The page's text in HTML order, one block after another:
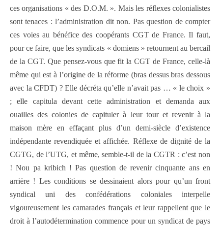
ces organisations « des D.O.M. ». Mais les réflexes colonialistes
sont tenaces : l’administration dit non. Pas question de compter
ces voies au bénéfice des coopérants CGT de France. Il faut,
pour ce faire, que les syndicats « domiens » retournent au bercail
de la CGT. Que pensez-vous que fit la CGT de France, celle-là
même qui est à l’origine de la réforme (bras dessus bras dessous
avec la CFDT) ? Elle décréta qu’elle n’avait pas … « le choix »
; elle capitula devant cette administration et demanda aux
ouailles des colonies de capituler à leur tour et revenir à la
maison mère en effaçant plus d’un demi-siècle d’existence
indépendante revendiquée et affichée. Réflexe de dignité de la
CGTG, de l’UTG, et même, semble-t-il de la CGTR : c’est non
! Nou pa kribich ! Pas question de revenir cinquante ans en
arrière ! Les conditions se dessinaient alors pour qu’un front
syndical uni des confédérations coloniales interpelle
vigoureusement les camarades français et leur rappellent que le
droit à l’autodétermination commence pour un syndicat de pays